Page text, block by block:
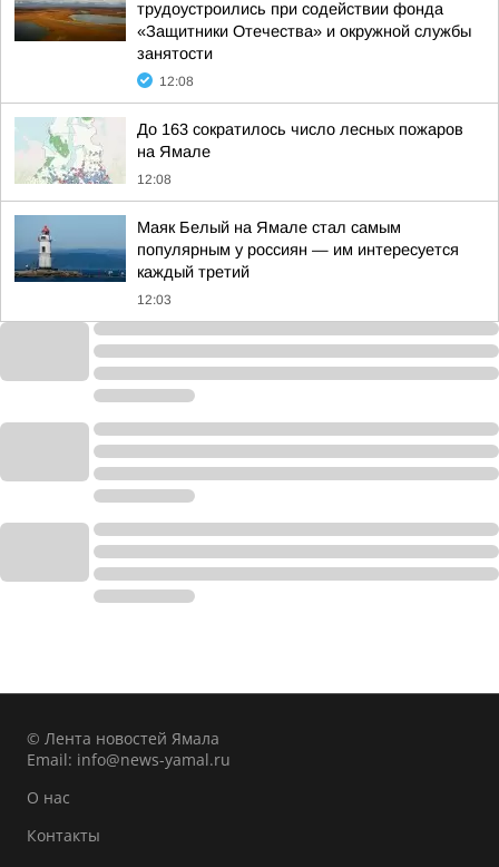
трудоустроились при содействии фонда
«Защитники Отечества» и окружной службы
занятости
12:08
До 163 сократилось число лесных пожаров
на Ямале
12:08
Маяк Белый на Ямале стал самым
популярным у россиян — им интересуется
каждый третий
12:03
© Лента новостей Ямала
Email: info@news-yamal.ru
О нас
Контакты